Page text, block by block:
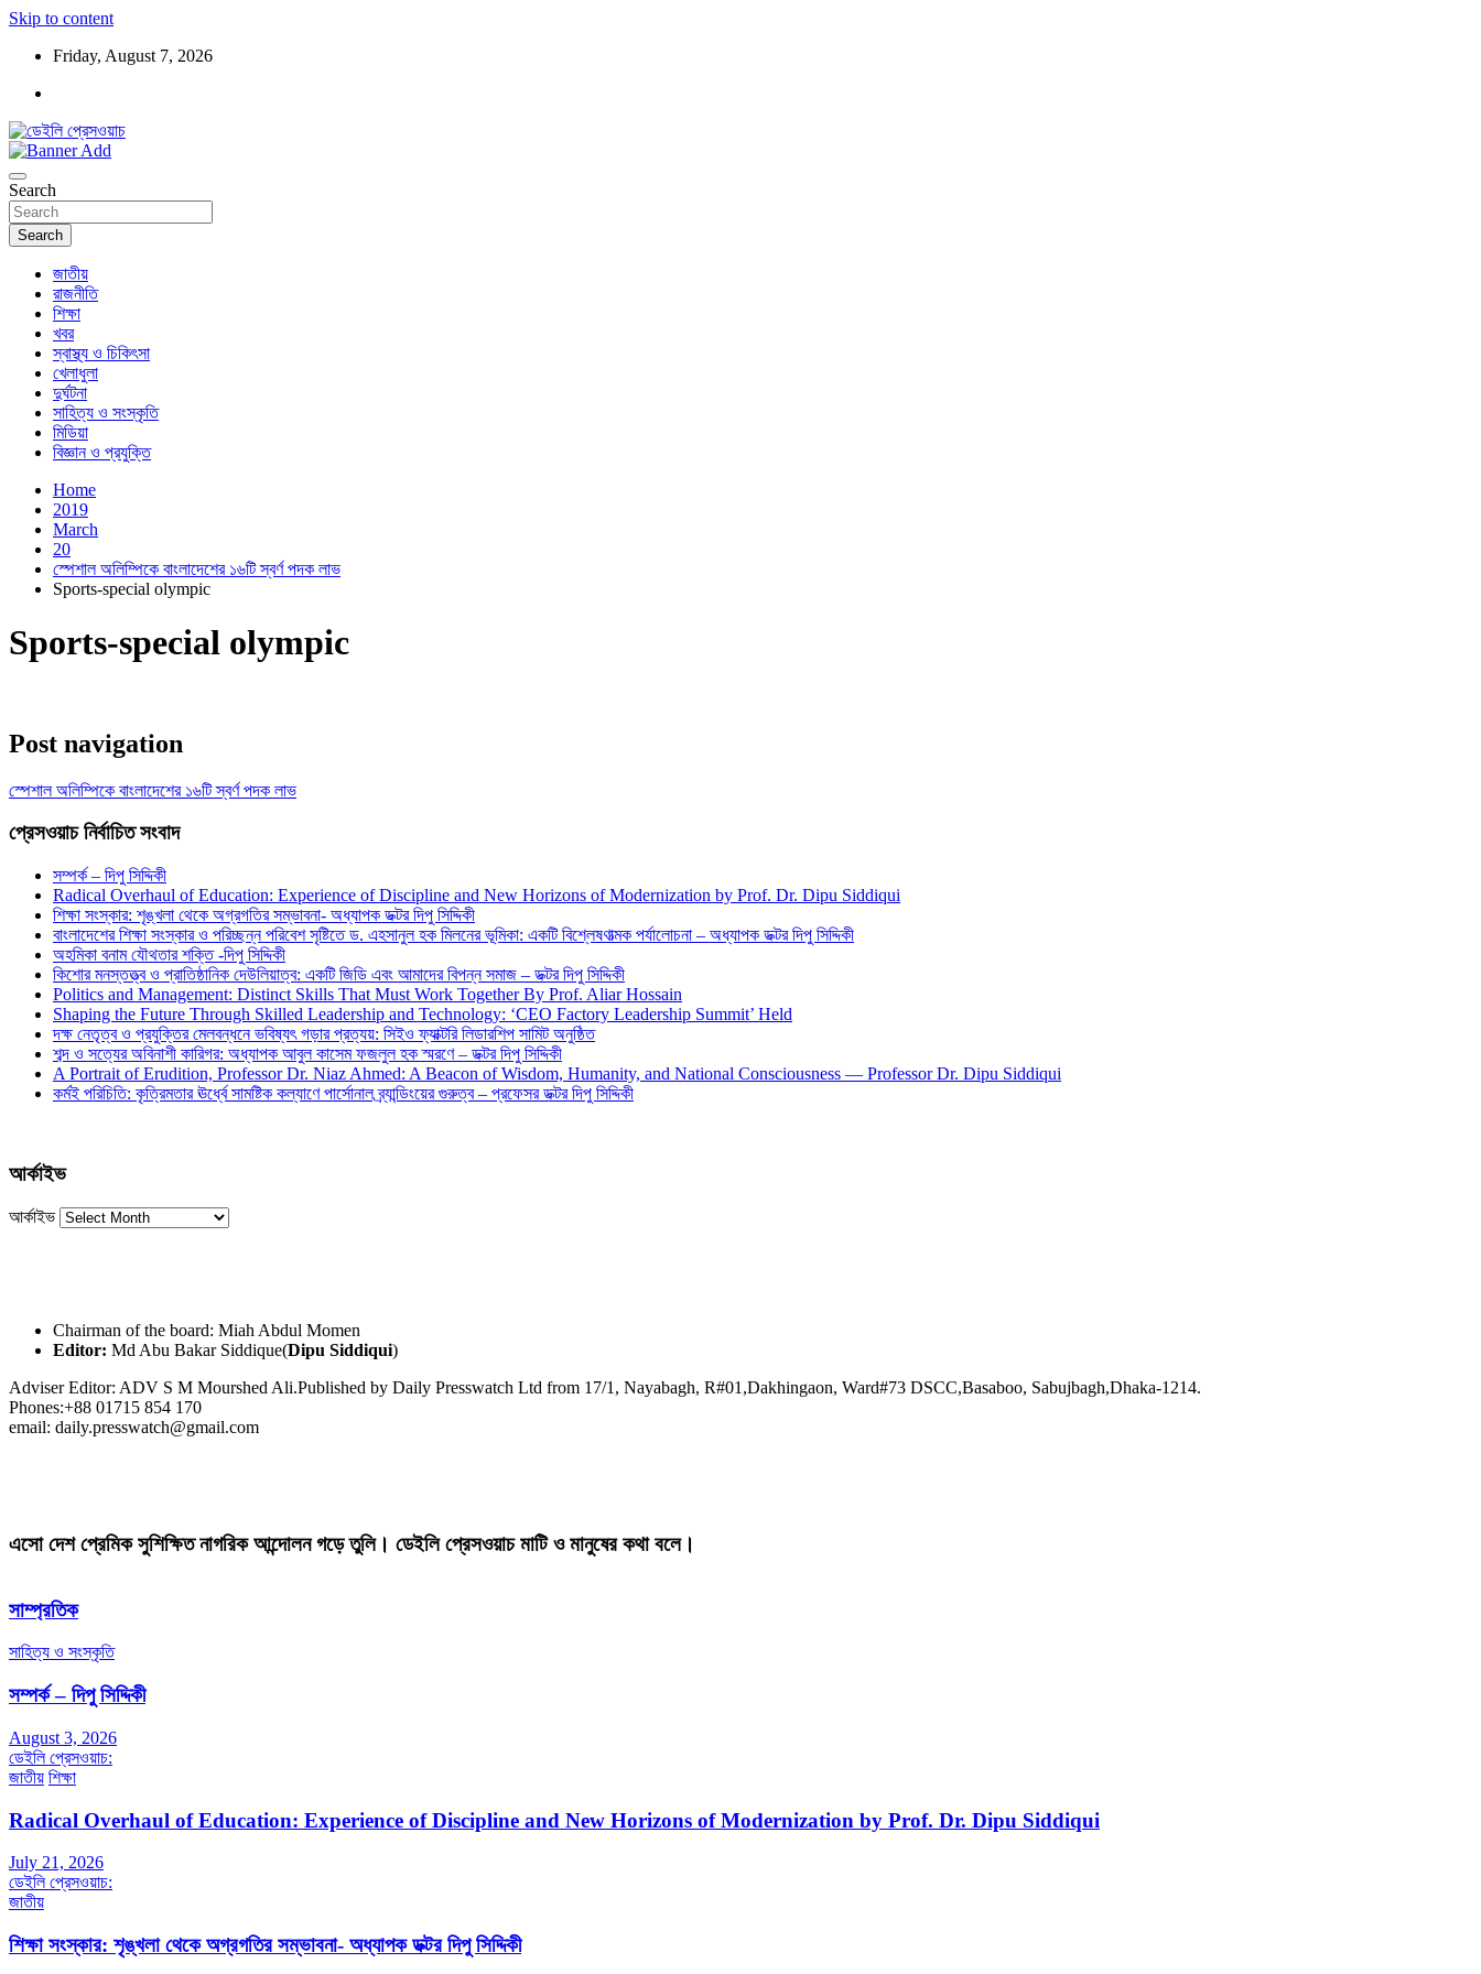
Skip to content
Friday, August 7, 2026
ডেইলি প্রেসওয়াচ
Search
Search
জাতীয়
রাজনীতি
শিক্ষা
খবর
স্বাস্থ্য ও চিকিৎসা
খেলাধুলা
দুর্ঘটনা
সাহিত্য ও সংস্কৃতি
মিডিয়া
বিজ্ঞান ও প্রযুক্তি
Home
2019
March
20
স্পেশাল অলিম্পিকে বাংলাদেশের ১৬টি স্বর্ণ পদক লাভ
Sports-special olympic
Sports-special olympic
Post navigation
স্পেশাল অলিম্পিকে বাংলাদেশের ১৬টি স্বর্ণ পদক লাভ
প্রেসওয়াচ নির্বাচিত সংবাদ
সম্পর্ক – দিপু সিদ্দিকী
Radical Overhaul of Education: Experience of Discipline and New Horizons of Modernization by Prof. Dr. Dipu Siddiqui
শিক্ষা সংস্কার: শৃঙ্খলা থেকে অগ্রগতির সম্ভাবনা- অধ্যাপক ডক্টর দিপু সিদ্দিকী
বাংলাদেশের শিক্ষা সংস্কার ও পরিচ্ছন্ন পরিবেশ সৃষ্টিতে ড. এহসানুল হক মিলনের ভূমিকা: একটি বিশ্লেষণাত্মক পর্যালোচনা – অধ্যাপক ডক্টর দিপু সিদ্দিকী
অহমিকা বনাম যৌথতার শক্তি -দিপু সিদ্দিকী
কিশোর মনস্তত্ত্ব ও প্রাতিষ্ঠানিক দেউলিয়াত্ব: একটি জিডি এবং আমাদের বিপন্ন সমাজ – ডক্টর দিপু সিদ্দিকী
Politics and Management: Distinct Skills That Must Work Together By Prof. Aliar Hossain
Shaping the Future Through Skilled Leadership and Technology: ‘CEO Factory Leadership Summit’ Held
দক্ষ নেতৃত্ব ও প্রযুক্তির মেলবন্ধনে ভবিষ্যৎ গড়ার প্রত্যয়: সিইও ফ্যাক্টরি লিডারশিপ সামিট অনুষ্ঠিত
শব্দ ও সত্যের অবিনাশী কারিগর: অধ্যাপক আবুল কাসেম ফজলুল হক স্মরণে – ডক্টর দিপু সিদ্দিকী
A Portrait of Erudition, Professor Dr. Niaz Ahmed: A Beacon of Wisdom, Humanity, and National Consciousness — Professor Dr. Dipu Siddiqui
কর্মই পরিচিতি: কৃত্রিমতার ঊর্ধ্বে সামষ্টিক কল্যাণে পার্সোনাল ব্র্যান্ডিংয়ের গুরুত্ব – প্রফেসর ডক্টর দিপু সিদ্দিকী
আর্কাইভ
আর্কাইভ
Chairman of the board: Miah Abdul Momen
Editor: Md Abu Bakar Siddique(Dipu Siddiqui)
Adviser Editor: ADV S M Mourshed Ali.Published by Daily Presswatch Ltd from 17/1, Nayabagh, R#01,Dakhingaon, Ward#73 DSCC,Basaboo, Sabujbagh,Dhaka-1214.
Phones:+88 01715 854 170
email: daily.presswatch@gmail.com
এসো দেশ প্রেমিক সুশিক্ষিত নাগরিক আন্দোলন গড়ে তুলি। ডেইলি প্রেসওয়াচ মাটি ও মানুষের কথা বলে।
সাম্প্রতিক
সাহিত্য ও সংস্কৃতি
সম্পর্ক – দিপু সিদ্দিকী
August 3, 2026
ডেইলি প্রেসওয়াচ:
জাতীয় শিক্ষা
Radical Overhaul of Education: Experience of Discipline and New Horizons of Modernization by Prof. Dr. Dipu Siddiqui
July 21, 2026
ডেইলি প্রেসওয়াচ:
জাতীয়
শিক্ষা সংস্কার: শৃঙ্খলা থেকে অগ্রগতির সম্ভাবনা- অধ্যাপক ডক্টর দিপু সিদ্দিকী